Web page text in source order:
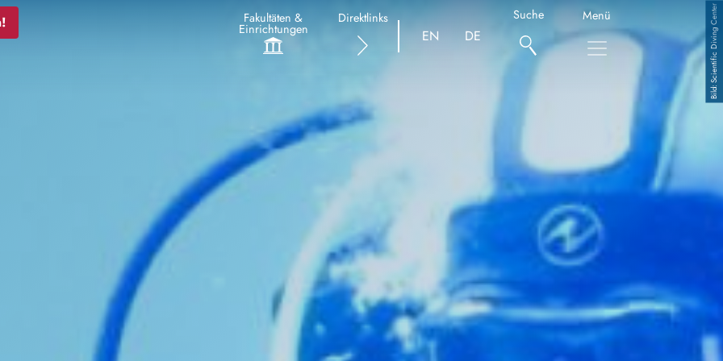
Fakultäten &
Einrichtungen
Direktlinks
EN DE
Suche Menü
Copyright
Scientific Diving Center